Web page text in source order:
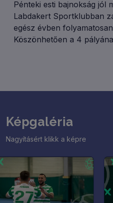
Pénteki esti bajnokság jól
Labdakert Sportklubban
egész évben
Köszönhetően a 4
Képgaléria
Nagyításért klikk a képre